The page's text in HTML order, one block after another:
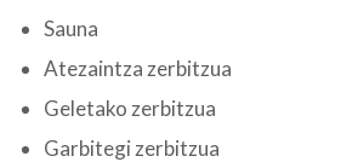
Sauna
Atezaintza zerbitzua
Geletako zerbitzua
Garbitegi zerbitzua